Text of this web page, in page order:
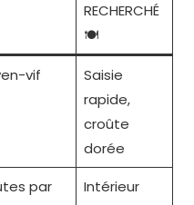
RECHERCHÉ
🍽️
vif
Saisie
rapide,
croûte
dorée
par
Intérieur